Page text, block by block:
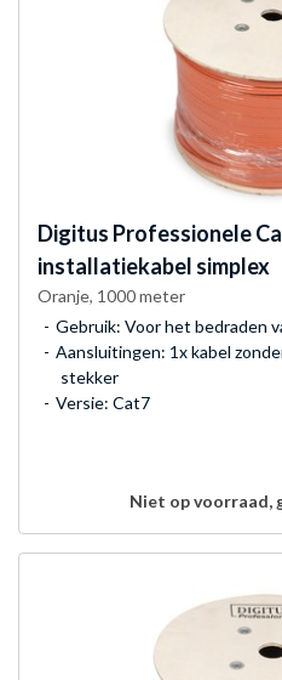
Digitus Professionele
installatiekabel simplex
Oranje, 1000 meter
Gebruik: Voor het bedraden
Aansluitingen: 1x kabel
stekker
Versie: Cat7
Niet op voorraad,